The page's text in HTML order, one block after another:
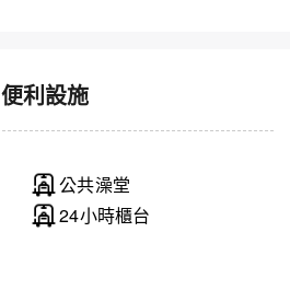
便利設施
公共澡堂
24小時櫃台